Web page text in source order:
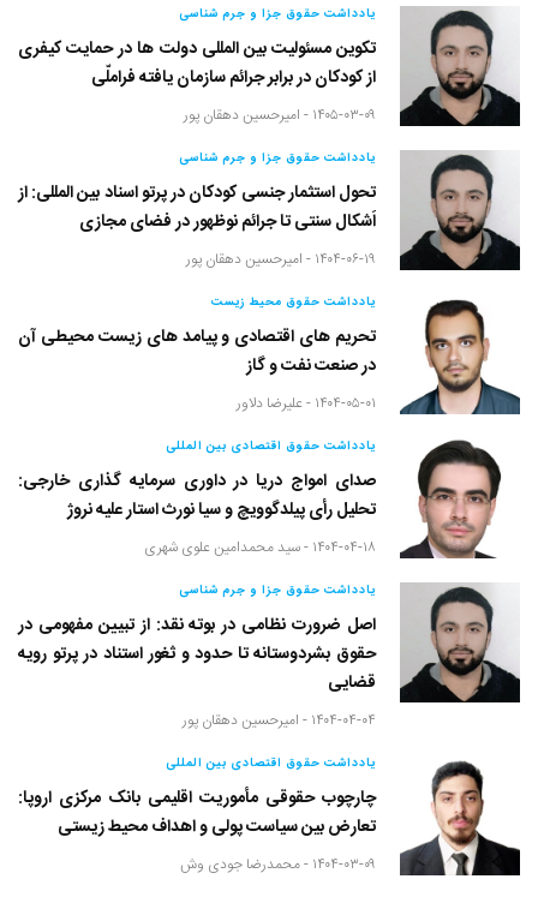
یادداشت حقوق جزا و جرم شناسی
تکوین مسئولیت بین المللی دولت ها در حمایت کیفری
از کودکان در برابر جرائم سازمان یافته فراملّی
۱۴۰۵-۰۳-۰۹ - امیرحسین دهقان پور
یادداشت حقوق جزا و جرم شناسی
تحول استثمار جنسی کودکان در پرتو اسناد بین المللی: از
اَشکال سنتی تا جرائم نوظهور در فضای مجازی
۱۴۰۴-۰۶-۱۹ - امیرحسین دهقان پور
یادداشت حقوق محیط زیست
تحریم های اقتصادی و پیامد های زیست محیطی آن
در صنعت نفت و گاز
۱۴۰۴-۰۵-۰۱ - علیرضا دلاور
یادداشت حقوق اقتصادی بین المللی
صدای امواج دریا در داوری سرمایه گذاری خارجی:
تحلیل رأی پیلدگوویچ و سیا نورث استار علیه نروژ
۱۴۰۴-۰۴-۱۸ - سید محمدامین علوی شهری
یادداشت حقوق جزا و جرم شناسی
اصل ضرورت نظامی در بوته نقد: از تبیین مفهومی در
حقوق بشردوستانه تا حدود و ثغور استناد در پرتو رویه
قضایی
۱۴۰۴-۰۴-۰۴ - امیرحسین دهقان پور
یادداشت حقوق اقتصادی بین المللی
چارچوب حقوقی مأموریت اقلیمی بانک مرکزی اروپا:
تعارض بین سیاست پولی و اهداف محیط زیستی
۱۴۰۴-۰۳-۰۹ - محمدرضا جودی وش